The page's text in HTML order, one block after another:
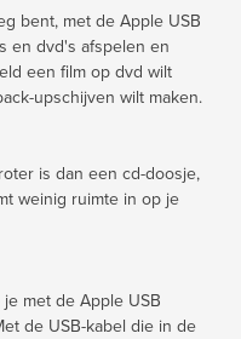
bent, met de Apple USB
en dvd's afspelen en
een film op dvd wilt
upschijven wilt maken.
is dan een cd-doosje,
weinig ruimte in op je
met de Apple USB
de USB-kabel die in de